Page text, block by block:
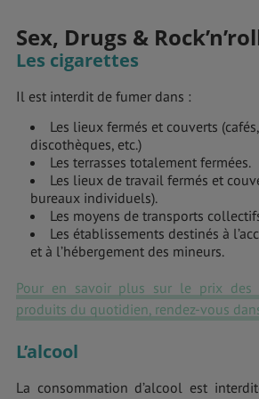
Sex, Drugs &
Les cigarettes
Il est interdit de fumer dans :
Les lieux fermés et couverts
discothèques, etc.)
Les terrasses totalement fermées.
Les lieux de travail fermés et
bureaux individuels).
Les moyens de transports
Les établissements destinés à
et à l’hébergement des mineurs.
Pour en savoir plus sur le prix des
produits du quotidien, rendez-vous
L’alcool
La consommation d’alcool est